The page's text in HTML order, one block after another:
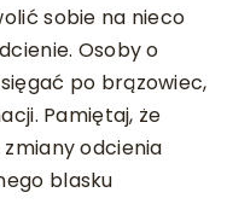
sobie na nieco
Osoby o
po brązowiec,
Pamiętaj, że
odcienia
blasku